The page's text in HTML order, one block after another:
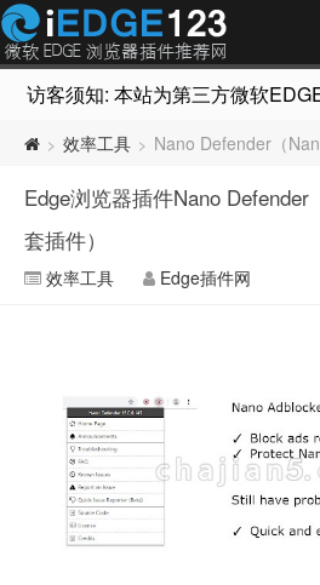
访客须知: 本站为第三方微软
> 效率工具 > Nano Defender（
Edge浏览器插件Nano
套插件）
效率工具 Edge插件网